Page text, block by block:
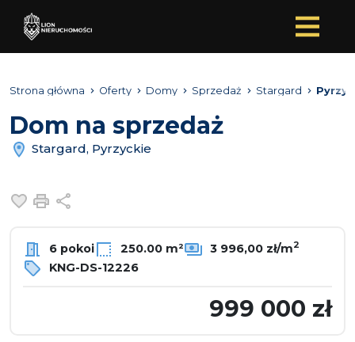
Strona główna Oferty Domy Sprzedaż Stargard
Dom na sprzedaż
Stargard, Pyrzyckie
Dodaj do ulubionych
Drukuj
6 pokoi 250.00 m² 3 996,00 zł/m2
KNG-DS-12226
999 000 zł